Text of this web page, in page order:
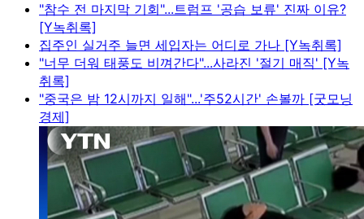
"참수 전 마지막 기회"...트럼프 '공습 보류' 진짜 이유?
[Y녹취록]
집주인 실거주 늘면 세입자는 어디로 가나 [Y녹취록]
"너무 더워 태풍도 비껴간다"...사라진 '절기 매직' [Y녹
취록]
"중국은 밤 12시까지 일해"...'주52시간' 손볼까 [굿모닝
경제]